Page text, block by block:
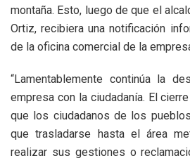
montaña. Esto, luego de que el
Ortiz, recibiera una notificación
de la oficina comercial de la
“Lamentablemente continúa la
empresa con la ciudadanía. El
que los ciudadanos de los
que trasladarse hasta el área
realizar sus gestiones o